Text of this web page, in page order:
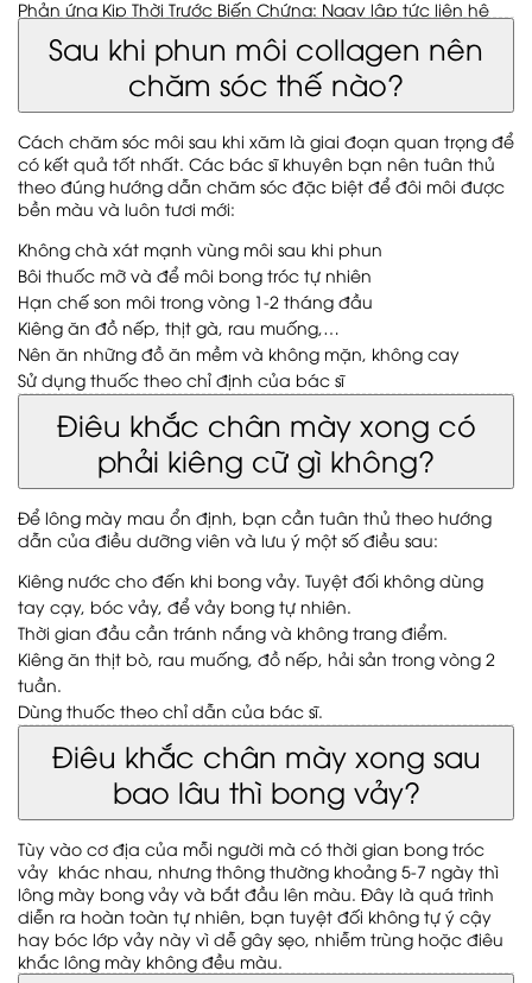
Phản ứng Kịp Thời Trước Biến Chứng: Ngay lập tức liên hệ
với bác sĩ nếu xuất hiện bất kỳ dấu hiệu biến chứng không
bình thường, như sưng đau, đỏ, hoặc nhiễm trùng.
Sau khi phun môi collagen nên
chăm sóc thế nào?
Cách chăm sóc môi sau khi xăm là giai đoạn quan trọng để
có kết quả tốt nhất. Các bác sĩ khuyên bạn nên tuân thủ
theo đúng hướng dẫn chăm sóc đặc biệt để đôi môi được
bền màu và luôn tươi mới:
Không chà xát mạnh vùng môi sau khi phun
Bôi thuốc mỡ và để môi bong tróc tự nhiên
Hạn chế son môi trong vòng 1-2 tháng đầu
Kiêng ăn đồ nếp, thịt gà, rau muống,…
Nên ăn những đồ ăn mềm và không mặn, không cay
Sử dụng thuốc theo chỉ định của bác sĩ
Điêu khắc chân mày xong có
phải kiêng cữ gì không?
Để lông mày mau ổn định, bạn cần tuân thủ theo hướng
dẫn của điều dưỡng viên và lưu ý một số điều sau:
Kiêng nước cho đến khi bong vảy. Tuyệt đối không dùng
tay cạy, bóc vảy, để vảy bong tự nhiên.
Thời gian đầu cần tránh nắng và không trang điểm.
Kiêng ăn thịt bò, rau muống, đồ nếp, hải sản trong vòng 2
tuần.
Dùng thuốc theo chỉ dẫn của bác sĩ.
Điêu khắc chân mày xong sau
bao lâu thì bong vảy?
Tùy vào cơ địa của mỗi người mà có thời gian bong tróc
vảy khác nhau, nhưng thông thường khoảng 5-7 ngày thì
lông mày bong vảy và bắt đầu lên màu. Đây là quá trình
diễn ra hoàn toàn tự nhiên, bạn tuyệt đối không tự ý cậy
hay bóc lớp vảy này vì dễ gây sẹo, nhiễm trùng hoặc điêu
khắc lông mày không đều màu.